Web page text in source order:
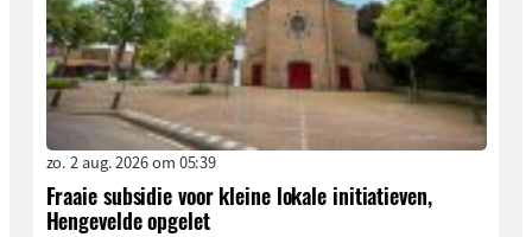
zo. 2 aug. 2026 om 05:39
Fraaie subsidie voor kleine lokale initiatieven,
Hengevelde opgelet